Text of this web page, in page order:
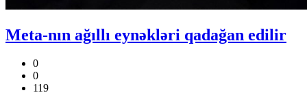
Meta-nın ağıllı eynəkləri qadağan edilir
0
0
119